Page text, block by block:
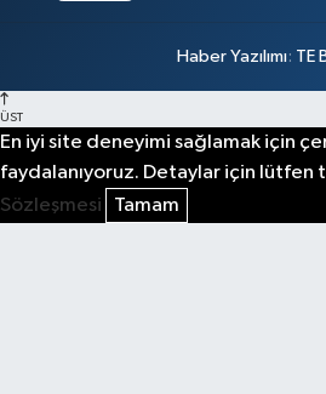
Haber Yazılımı: TE
ÜST
En iyi site deneyimi sağlamak için
faydalanıyoruz. Detaylar için lütfen
Sözleşmesi
Tamam